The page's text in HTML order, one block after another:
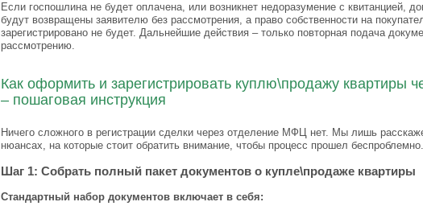
Если госпошлина не будет оплачена, или возникнет недоразумение с квитанцией,
будут возвращены заявителю без рассмотрения, а право собственности на
зарегистрировано не будет. Дальнейшие действия – только повторная подача
рассмотрению.
Как оформить и зарегистрировать куплю\продажу квартиры
– пошаговая инструкция
Ничего сложного в регистрации сделки через отделение МФЦ нет. Мы лишь
нюансах, на которые стоит обратить внимание, чтобы процесс прошел беспроблемно.
Шаг 1: Собрать полный пакет документов о купле\продаже квартиры
Стандартный набор документов включает в себя: